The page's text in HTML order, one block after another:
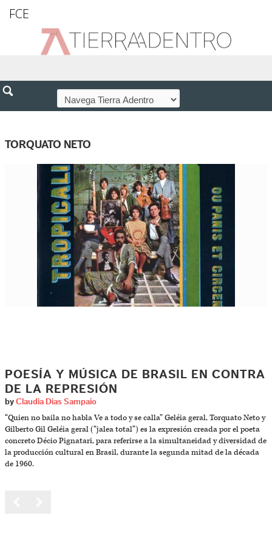
FCE
TORQUATO NETO
POESÍA Y MÚSICA DE BRASIL EN CONTRA
DE LA REPRESIÓN
by Claudia Dias Sampaio
“Quien no baila no habla Ve a todo y se calla” Geléia geral, Torquato Neto y
Gilberto Gil Geléia geral (“jalea total”) es la expresión creada por el poeta
concreto Décio Pignatari, para referirse a la simultaneidad y diversidad de
la producción cultural en Brasil, durante la segunda mitad de la década
de 1960.